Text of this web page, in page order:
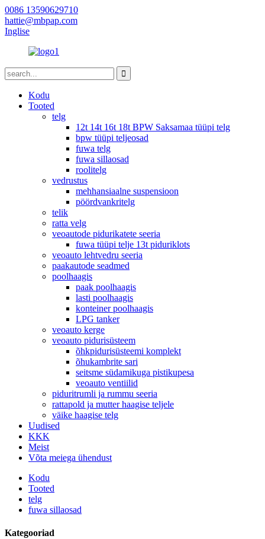
0086 13590629710
hattie@mbpap.com
Inglise
Kodu
Tooted
telg
12t 14t 16t 18t BPW Saksamaa tüüpi telg
bpw tüüpi teljeosad
fuwa telg
fuwa sillaosad
roolitelg
vedrustus
mehhansiaalne suspensioon
pöördvankritelg
telik
ratta velg
veoautode pidurikatete seeria
fuwa tüüpi telje 13t piduriklots
veoauto lehtvedru seeria
paakautode seadmed
poolhaagis
paak poolhaagis
lasti poolhaagis
konteiner poolhaagis
LPG tanker
veoauto kerge
veoauto pidurisüsteem
õhkpidurisüsteemi komplekt
õhukambrite sari
seitsme südamikuga pistikupesa
veoauto ventiilid
piduritrumli ja rummu seeria
rattapold ja mutter haagise teljele
väike haagise telg
Uudised
KKK
Meist
Võta meiega ühendust
Kodu
Tooted
telg
fuwa sillaosad
Kategooriad